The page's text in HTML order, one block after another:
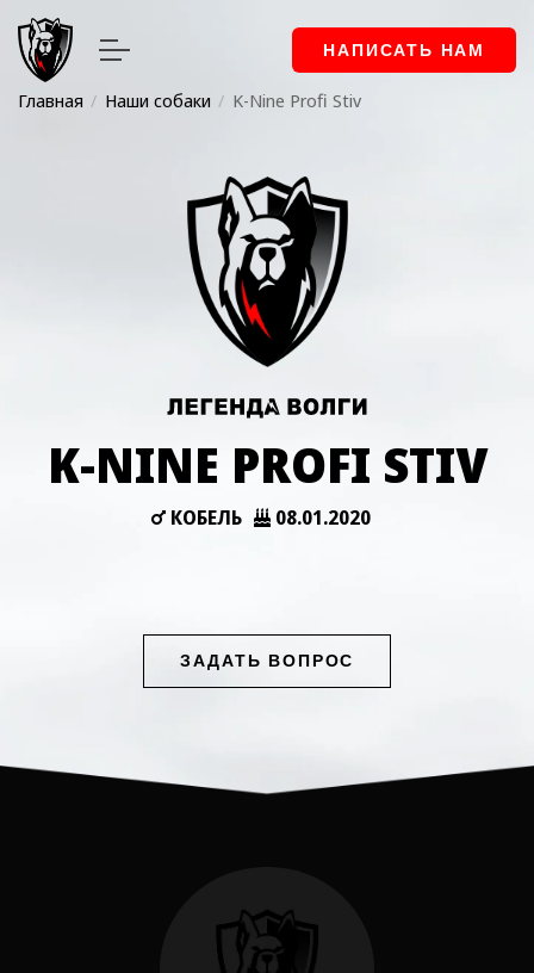
НАПИСАТЬ НАМ
Главная Наши собаки K-Nine Profi Stiv
K-NINE PROFI STIV
КОБЕЛЬ 08.01.2020
ЗАДАТЬ ВОПРОС